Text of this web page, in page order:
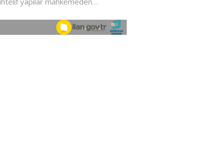
GÜNDEMDE NELER
OLMALI?